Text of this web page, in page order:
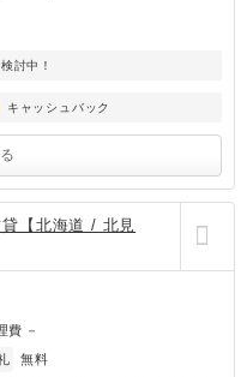
討中！
キャッシュバック
【北海道 / 北見
費 －
無料